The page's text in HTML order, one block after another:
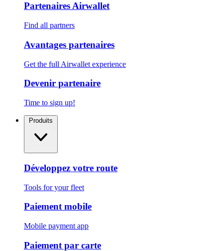
Partenaires Airwallet
Find all partners
Avantages partenaires
Get the full Airwallet experience
Devenir partenaire
Time to sign up!
Développez votre route
Tools for your fleet
Paiement mobile
Mobile payment app
Paiement par carte